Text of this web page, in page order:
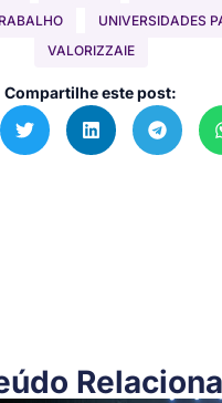
UNIVERSIDADES
VALORIZZAIE
Compartilhe este post: